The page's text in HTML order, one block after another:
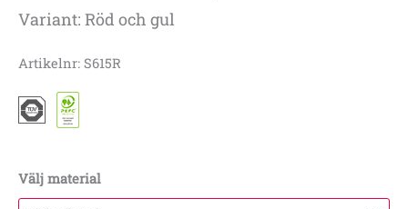
Variant: Röd och gul
Artikelnr: S615R
Välj material